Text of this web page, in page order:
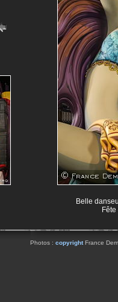
Belle
Photos : copyrightFrance